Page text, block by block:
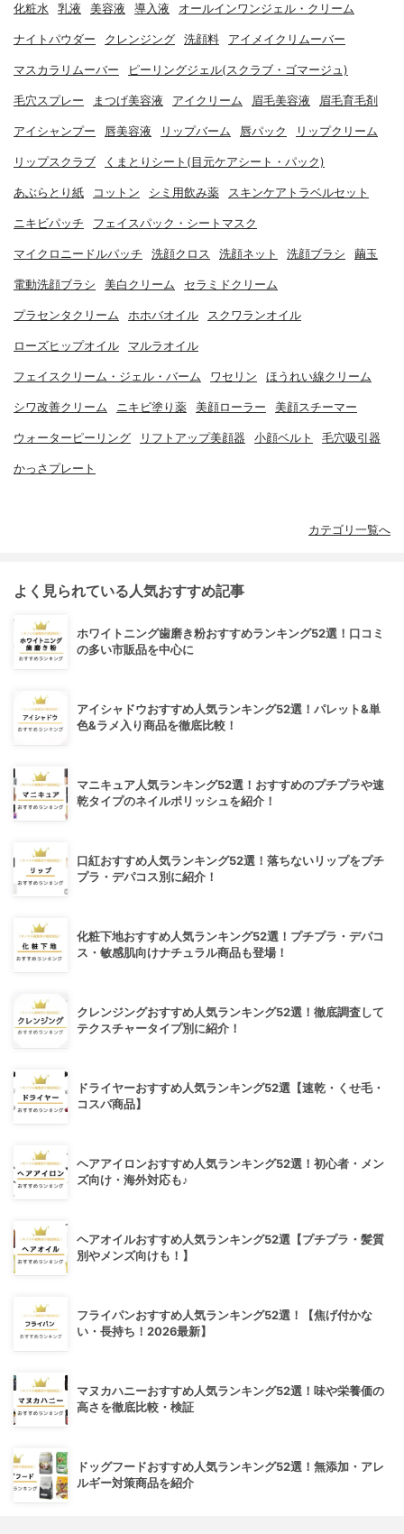
化粧水 乳液 美容液 導入液 オールインワンジェル・クリーム
ナイトパウダー クレンジング 洗顔料 アイメイクリムーバー
マスカラリムーバー ピーリングジェル(スクラブ・ゴマージュ)
毛穴スプレー まつげ美容液 アイクリーム 眉毛美容液 眉毛育毛剤
アイシャンプー 唇美容液 リップバーム 唇パック リップクリーム
リップスクラブ くまとりシート(目元ケアシート・パック)
あぶらとり紙 コットン シミ用飲み薬 スキンケアトラベルセット
ニキビパッチ フェイスパック・シートマスク
マイクロニードルパッチ 洗顔クロス 洗顔ネット 洗顔ブラシ 繭玉
電動洗顔ブラシ 美白クリーム セラミドクリーム
プラセンタクリーム ホホバオイル スクワランオイル
ローズヒップオイル マルラオイル
フェイスクリーム・ジェル・バーム ワセリン ほうれい線クリーム
シワ改善クリーム ニキビ塗り薬 美顔ローラー 美顔スチーマー
ウォーターピーリング リフトアップ美顔器 小顔ベルト 毛穴吸引器
かっさプレート
カテゴリ一覧へ
よく見られている人気おすすめ記事
ホワイトニング歯磨き粉おすすめランキング52選！口コミ
の多い市販品を中心に
アイシャドウおすすめ人気ランキング52選！パレット&単
色&ラメ入り商品を徹底比較！
マニキュア人気ランキング52選！おすすめのプチプラや速
乾タイプのネイルポリッシュを紹介！
口紅おすすめ人気ランキング52選！落ちないリップをプチ
プラ・デパコス別に紹介！
化粧下地おすすめ人気ランキング52選！プチプラ・デパコ
ス・敏感肌向けナチュラル商品も登場！
クレンジングおすすめ人気ランキング52選！徹底調査して
テクスチャータイプ別に紹介！
ドライヤーおすすめ人気ランキング52選【速乾・くせ毛・
コスパ商品】
ヘアアイロンおすすめ人気ランキング52選！初心者・メン
ズ向け・海外対応も♪
ヘアオイルおすすめ人気ランキング52選【プチプラ・髪質
別やメンズ向けも！】
フライパンおすすめ人気ランキング52選！【焦げ付かな
い・長持ち！2026最新】
マヌカハニーおすすめ人気ランキング52選！味や栄養価の
高さを徹底比較・検証
ドッグフードおすすめ人気ランキング52選！無添加・アレ
ルギー対策商品を紹介